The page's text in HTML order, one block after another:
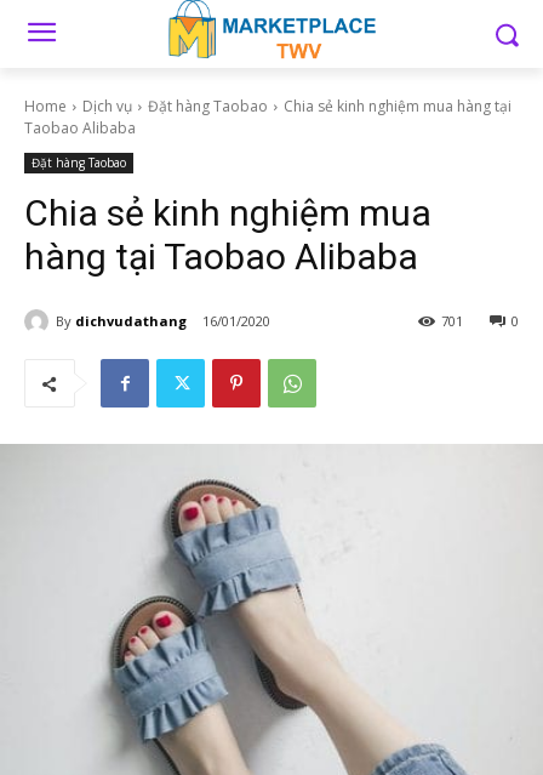
Home Dịch vụ Đặt hàng Taobao
Chia sẻ kinh nghiệm mua hàng tại
Taobao Alibaba
Đặt hàng Taobao
Chia sẻ kinh nghiệm mua
hàng tại Taobao Alibaba
By dichvudathang 16/01/2020 0
701